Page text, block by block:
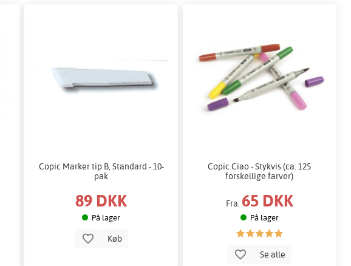
Copic Marker tip B, Standard - 10-
pak
89 DKK
På lager
Køb
Copic Ciao - Stykvis (ca. 125
forskellige farver)
Fra: 65 DKK
På lager
Se alle